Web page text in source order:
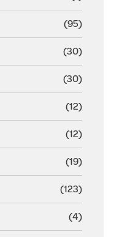
(95)
(30)
(30)
(12)
(12)
(19)
(123)
(4)